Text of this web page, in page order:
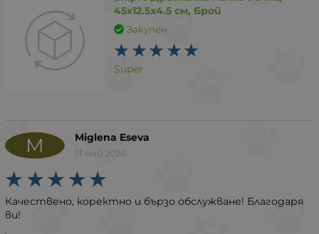
45х12.5х4.5 см, Брой
Закупен
Super
M Miglena Eseva
13 май 2026
Качествено, коректно и бързо обслужване! Благодаря
ви!